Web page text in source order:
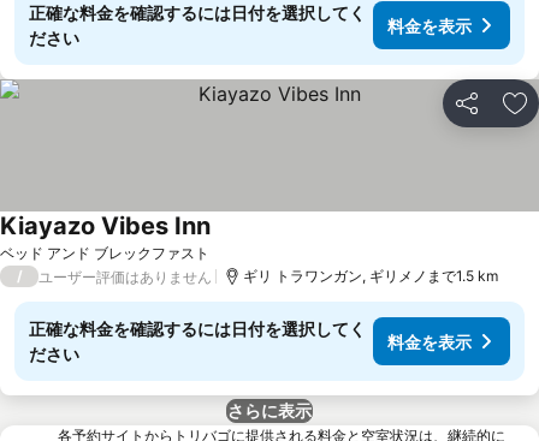
正確な料金を確認するには日付を選択してく
ださい
料金を表示
シェア お
ベッド アンド ブレックファスト
Kiayazo Vibes Inn料金を表示
/ ユーザー評価はありません ギリ トラワンガン, ギリメノまで1.5 km
正確な料金を確認するには日付を選択してく
ださい
料金を表示
さらに表示
各予約サイトからトリバゴに提供される料金と空室状況は、継続的に